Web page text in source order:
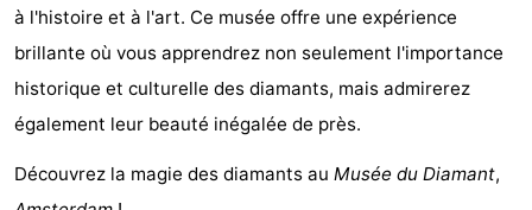
diamant
dans
le
Parcs
et
Parties
à l'histoire et à l'art. Ce musée offre une expérience
brillante où vous apprendrez non seulement l'importance
historique et culturelle des diamants, mais admirerez
également leur beauté inégalée de près.
Découvrez la magie des diamants au Musée du Diamant,